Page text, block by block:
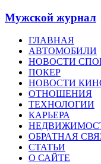
Мужской журнал
ГЛАВНАЯ
АВТОМОБИЛИ
НОВОСТИ
ПОКЕР
НОВОСТИ
ОТНОШЕНИЯ
ТЕХНОЛОГИИ
КАРЬЕРА
ОБРАТНАЯ
СТАТЬИ
О САЙТЕ